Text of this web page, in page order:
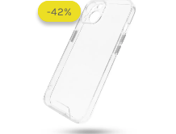
-42%
-42%
precio
original
$ 60.000.